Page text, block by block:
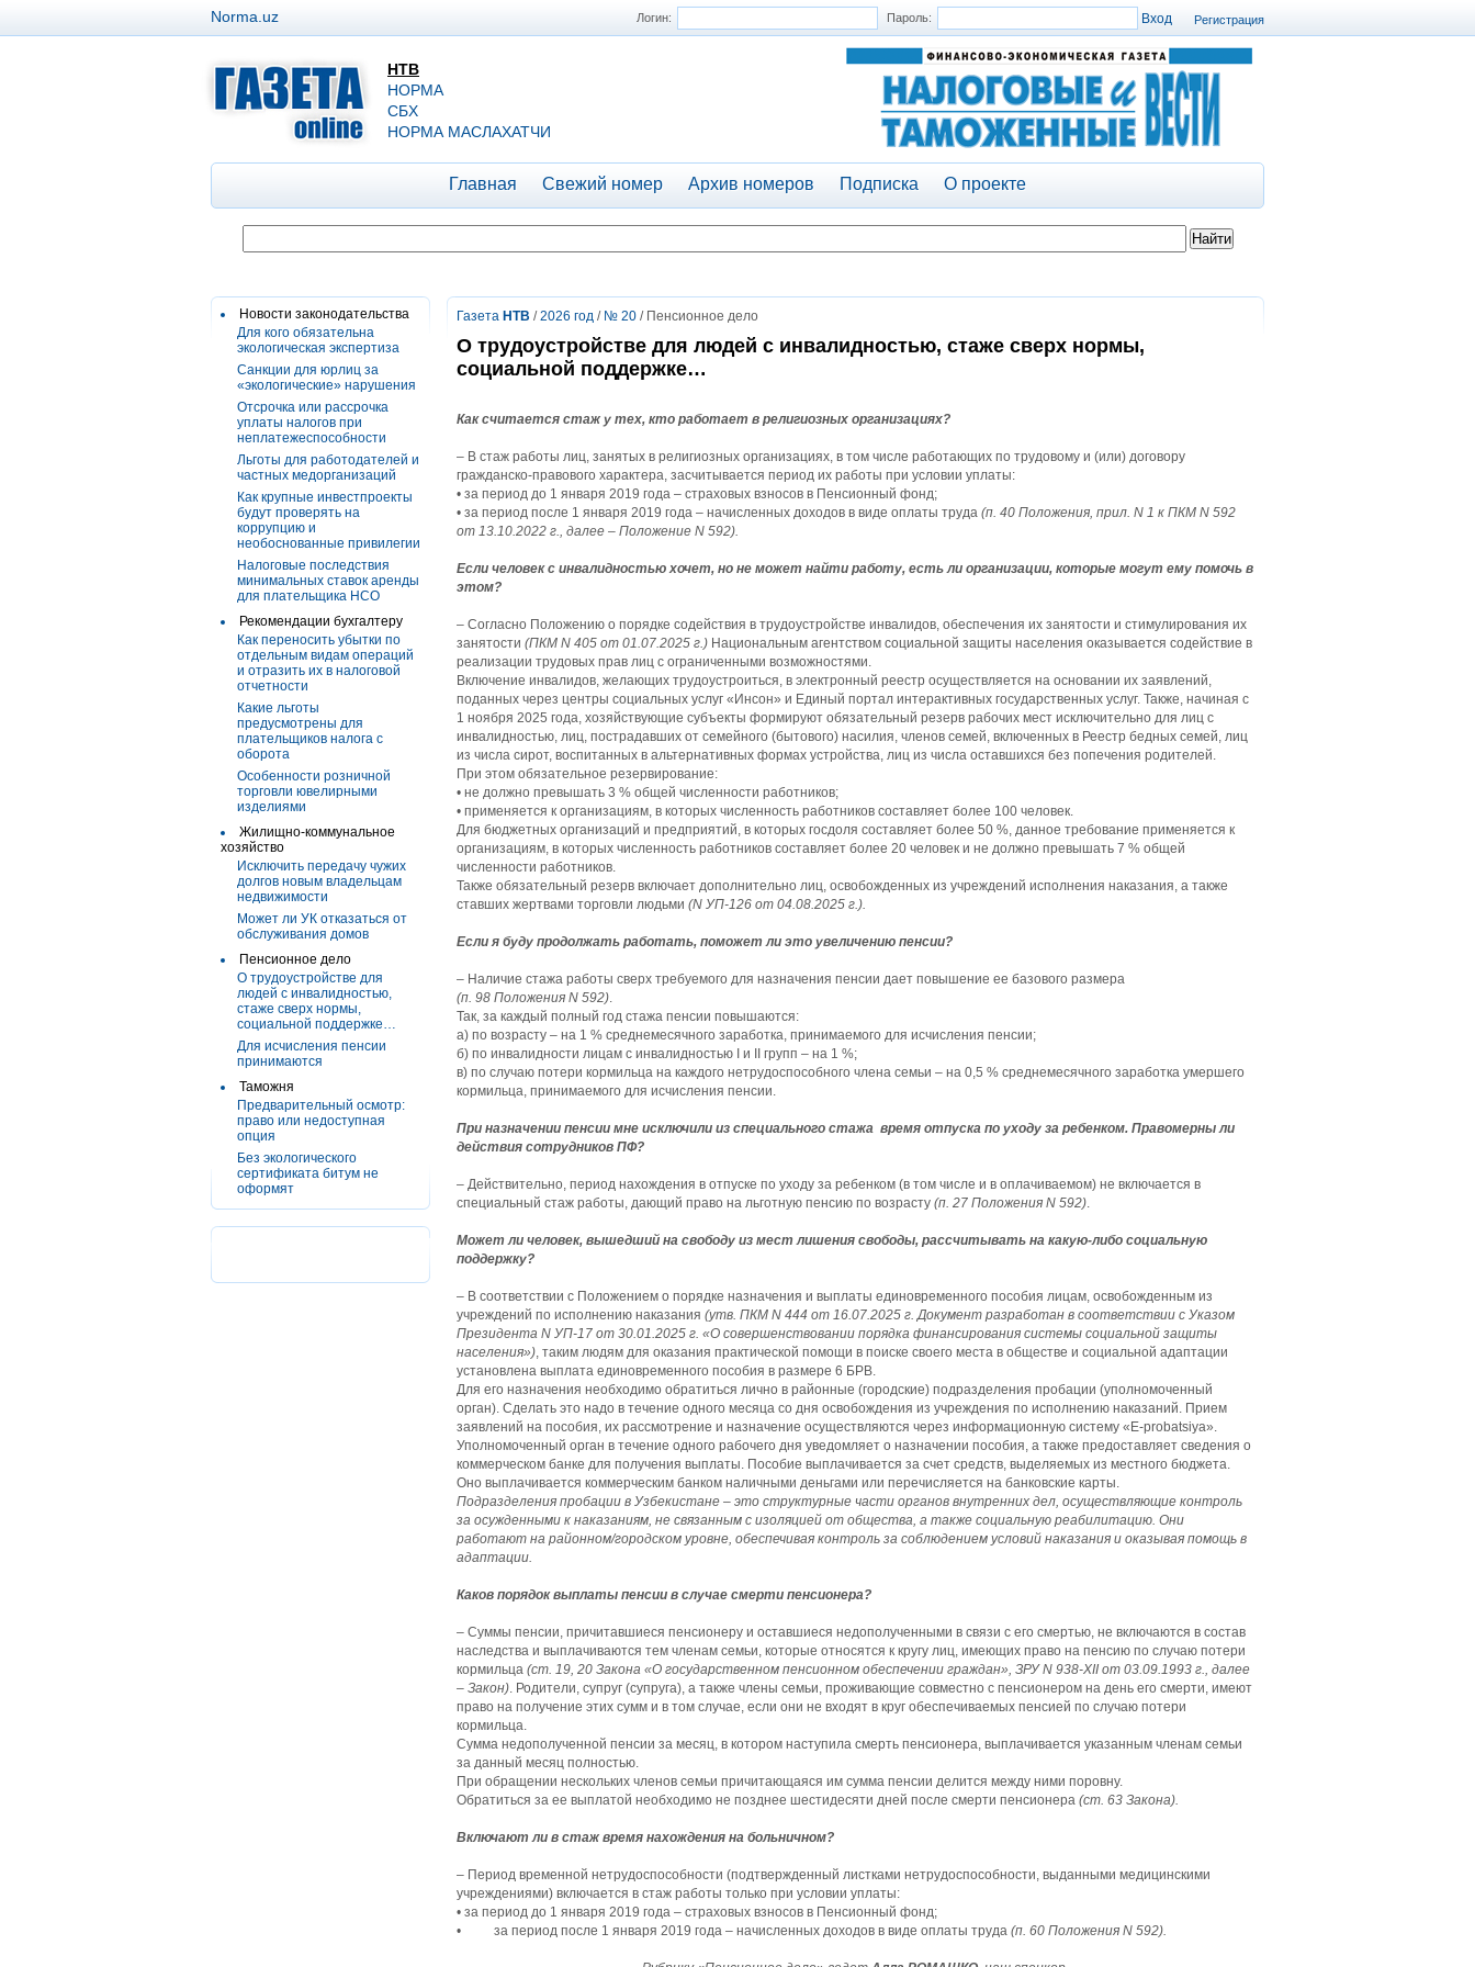
Регистрация
Логин: Пароль:
Norma.uz
НТВ
НОРМА
СБХ
НОРМА МАСЛАХАТЧИ
Главная Свежий номер Архив номеров Подписка О проекте
Новости законодательства
Для кого обязательна
экологическая экспертиза
Санкции для юрлиц за
«экологические» нарушения
Отсрочка или рассрочка
уплаты налогов при
неплатежеспособности
Льготы для работодателей и
частных медорганизаций
Как крупные инвестпроекты
будут проверять на
коррупцию и
необоснованные привилегии
Налоговые последствия
минимальных ставок аренды
для плательщика НСО
Рекомендации бухгалтеру
Как переносить убытки по
отдельным видам операций
и отразить их в налоговой
отчетности
Какие льготы
предусмотрены для
плательщиков налога с
оборота
Особенности розничной
торговли ювелирными
изделиями
Жилищно-коммунальное
хозяйство
Исключить передачу чужих
долгов новым владельцам
недвижимости
Может ли УК отказаться от
обслуживания домов
Пенсионное дело
О трудоустройстве для
людей с инвалидностью,
стаже сверх нормы,
социальной поддержке…
Для исчисления пенсии
принимаются
Таможня
Предварительный осмотр:
право или недоступная
опция
Без экологического
сертификата битум не
оформят
Газета НТВ /2026 год / № 20 / Пенсионное дело
О трудоустройстве для людей с инвалидностью, стаже сверх нормы,
социальной поддержке…
Как считается стаж у тех, кто работает в религиозных организациях?
– В стаж работы лиц, занятых в религиозных организациях, в том числе работающих по трудовому и (или) договору
гражданско-правового характера, засчитывается период их работы при условии уплаты:
• за период до 1 января 2019 года – страховых взносов в Пенсионный фонд;
• за период после 1 января 2019 года – начисленных доходов в виде оплаты труда (п. 40 Положения, прил. N 1 к ПКМ N 592
от 13.10.2022 г., далее – Положение N 592).
Если человек с инвалидностью хочет, но не может найти работу, есть ли организации, которые могут ему помочь в
этом?
– Согласно Положению о порядке содействия в трудоустройстве инвалидов, обеспечения их занятости и стимулирования их
занятости (ПКМ N 405 от 01.07.2025 г.) Национальным агентством социальной защиты населения оказывается содействие в
реализации трудовых прав лиц с ограниченными возможностями.
Включение инвалидов, желающих трудоустроиться, в электронный реестр осуществляется на основании их заявлений,
поданных через цент­ры социальных услуг «Инсон» и Единый портал интерактивных государственных услуг. Также, начиная с
1 ноября 2025 года, хозяйствующие субъекты формируют обязательный резерв рабочих мест исключительно для лиц с
инвалидностью, лиц, пострадавших от семейного (бытового) насилия, членов семей, включенных в Реестр бедных семей, лиц
из числа сирот, воспитанных в альтернативных формах устройства, лиц из числа оставшихся без попечения родителей.
При этом обязательное резервирование:
• не должно превышать 3 % общей численности работников;
• применяется к организациям, в которых численность работников составляет более 100 человек.
Для бюджетных организаций и предприятий, в которых госдоля составляет более 50 %, данное требование применяется к
организациям, в которых численность работников составляет более 20 человек и не должно превышать 7 % общей
численности работников.
Также обязательный резерв включает дополнительно лиц, освобожденных из учреждений исполнения наказания, а также
ставших жертвами торговли людьми (N УП-126 от 04.08.2025 г.).
Если я буду продолжать работать, поможет ли это увеличению пенсии?
– Наличие стажа работы сверх требуемого для назначения пенсии дает повышение ее базового размера
(п. 98 Положения N 592).
Так, за каждый полный год стажа пенсии повышаются:
а) по возрасту – на 1 % среднемесячного заработка, принимаемого для исчисления пенсии;
б) по инвалидности лицам с инвалидностью I и II групп – на 1 %;
в) по случаю потери кормильца на каждого нетрудоспособного члена семьи – на 0,5 % среднемесячного заработка умершего
кормильца, принимаемого для исчисления пенсии.
При назначении пенсии мне исключили из специального стажа время отпуска по уходу за ребенком. Правомерны ли
действия сотрудников ПФ?
– Действительно, период нахождения в отпуске по уходу за ребенком (в том числе и в оплачиваемом) не включается в
специальный стаж работы, дающий право на льготную пенсию по возрасту (п. 27 Положения N 592).
Может ли человек, вышедший на свободу из мест лишения свободы, рассчитывать на какую-либо социальную
поддержку?
– В соответствии с Положением о порядке назначения и выплаты единовременного пособия лицам, освобожденным из
учреждений по исполнению наказания (утв. ПКМ N 444 от 16.07.2025 г. Документ разработан в соответствии с Указом
Президента N УП-17 от 30.01.2025 г. «О совершенствовании порядка финансирования системы социальной защиты
населения»), таким людям для оказания практической помощи в поиске своего места в обществе и социальной адаптации
установлена выплата единовременного пособия в размере 6 БРВ.
Для его назначения необходимо обратиться лично в районные (городские) подразделения пробации (уполномоченный
орган). Сделать это надо в течение одного месяца со дня освобождения из учреждения по исполнению наказаний. Прием
заявлений на пособия, их рассмотрение и назначение осуществляются через информационную систему «E-probatsiya».
Уполномоченный орган в течение одного рабочего дня уведомляет о назначении пособия, а также предоставляет сведения о
коммерческом банке для получения выплаты. Пособие выплачивается за счет средств, выделяемых из местного бюджета.
Оно выплачивается коммерческим банком наличными деньгами или перечисляется на банковские карты.
Подразделения пробации в Узбекистане – это структурные части органов внутренних дел, осуществляющие контроль
за осужденными к наказаниям, не связанным с изоляцией от общества, а также социальную реабилитацию. Они
работают на районном/городском уровне, обеспечивая контроль за соблюдением условий наказания и оказывая помощь в
адаптации.
Каков порядок выплаты пенсии в случае смерти пенсионера?
– Суммы пенсии, причитавшиеся пенсионеру и оставшиеся недополученными в связи с его смертью, не включаются в состав
наследства и выплачиваются тем членам семьи, которые относятся к кругу лиц, имеющих право на пенсию по случаю потери
кормильца (ст. 19, 20 Закона «О государственном пенсионном обеспечении граждан», ЗРУ N 938-XII от 03.09.1993 г., далее
– Закон). Родители, супруг (супруга), а также члены семьи, проживающие совместно с пенсионером на день его смерти, имеют
право на получение этих сумм и в том случае, если они не входят в круг обеспечиваемых пенсией по случаю потери
кормильца.
Сумма недополученной пенсии за месяц, в котором наступила смерть пенсионера, выплачивается указанным членам семьи
за данный месяц полностью.
При обращении нескольких членов семьи причитающаяся им сумма пенсии делится между ними поровну.
Обратиться за ее выплатой необходимо не позднее шестидесяти дней после смерти пенсионера (ст. 63 Закона).
Включают ли в стаж время нахождения на больничном?
– Период временной нетрудоспособности (подтвержденный листками нетрудоспособности, выданными медицинскими
учреждениями) включается в стаж работы только при условии уплаты:
• за период до 1 января 2019 года – страховых взносов в Пенсионный фонд;
• за период после 1 января 2019 года – начисленных доходов в виде оплаты труда (п. 60 Положения N 592).